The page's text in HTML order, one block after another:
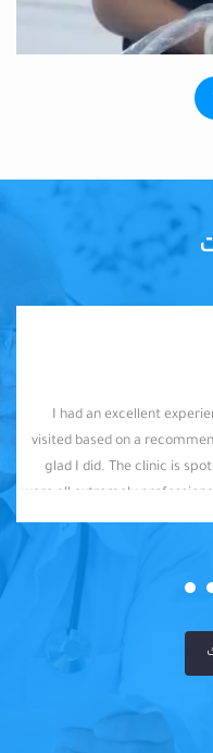
I had an
visited based on a
glad I did. The
were all extremely
was fantastic -
felt well taken